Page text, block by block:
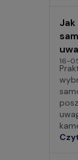
16-